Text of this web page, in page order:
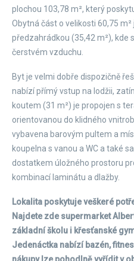
plochou 103,78 m², který
Obytná část o velikosti 60,75
předzahrádkou (35,42 m²), kde
čerstvém vzduchu.
Byt je velmi dobře dispozičně
nabízí přímý vstup na lodžii,
koutem (31 m²) je propojen s
orientovanou do klidného
vybavena barovým pultem a
koupelna s vanou a WC a také
dostatkem úložného prostoru
kombinací laminátu a dlažby.
Lokalita poskytuje veškeré
Najdete zde supermarket
základní školu i křesťanské
Jedenáctka nabízí bazén,